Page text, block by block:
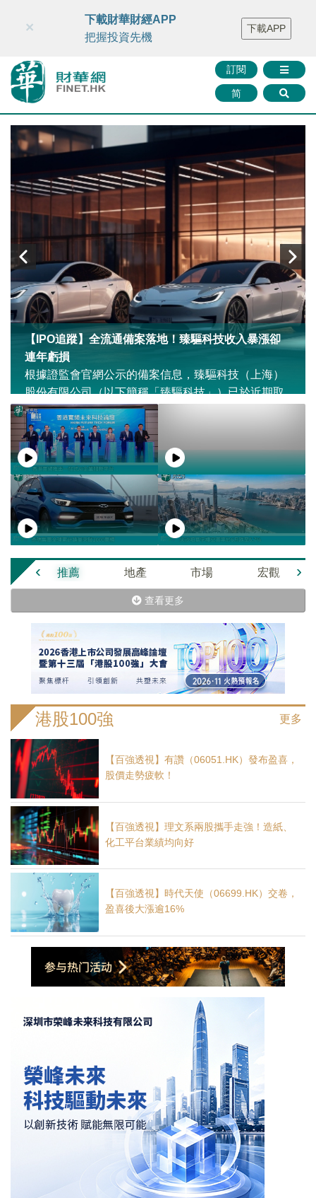
財華智庫網 FINTV FINMETA 財華證券 媒體矩陣
智庫沙龍
聯絡我們
訂閱
简
×
下載財華財經APP
把握投資先機
下載APP
【IPO追蹤】全流通備案落地！臻驅科技收入暴漲卻
連年虧損
根據證監會官網公示的備案信息，臻驅科技（上海）
股份有限公司（以下簡稱「臻驅科技」）已於近期取
得赴港上市備案通知書，境內未上市股份「全流通」
事項亦同步完成備案，公司港股上市所需的境內核心
備案程序已完成，港交所聆訊所要求的境內監管層面
前置條件已齊備。
推薦 地產 市場 宏觀
‹ ›
查看更多
更多
港股100強
【百強透視】有讚（06051.HK）發布盈喜，
股價走勢疲軟！
【百強透視】理文系兩股攜手走強！造紙、
化工平台業績均向好
【百強透視】時代天使（06699.HK）交卷，
盈喜後大漲逾16%